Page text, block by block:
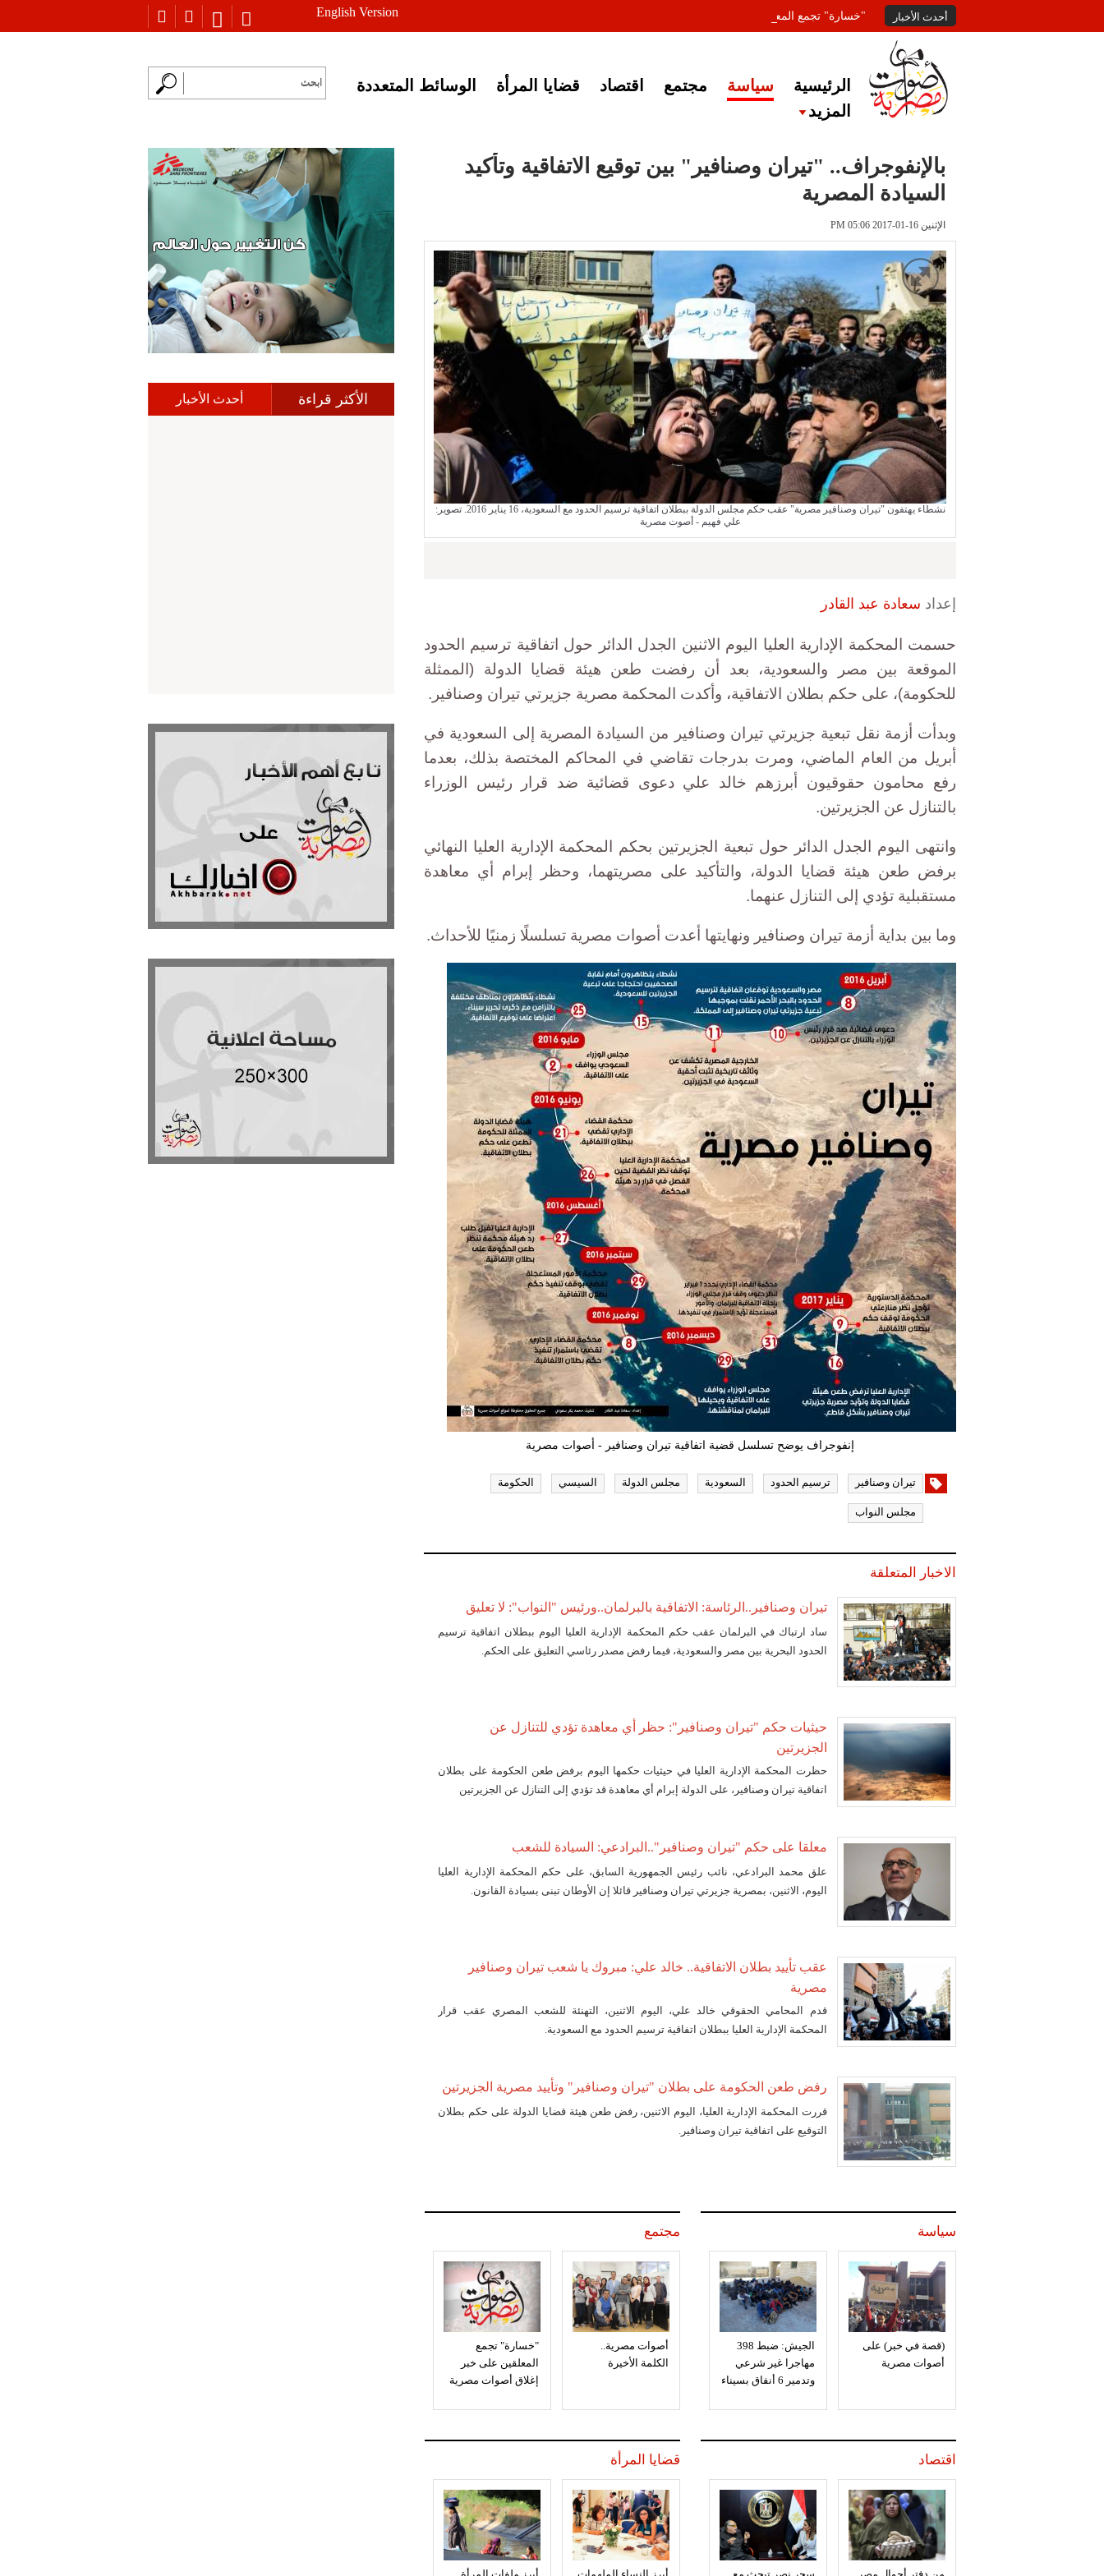
English Version أحدث الأخبار "خسارة" تجمع المعلقين على خبر إغلاق أصوات مصرية
الرئيسية سياسة مجتمع اقتصاد قضايا المرأة
الوسائط المتعددة
المزيد
بالإنفوجراف.. "تيران وصنافير" بين توقيع الاتفاقية وتأكيد
السيادة المصرية
الإثنين 16-01-2017 PM 05:06
نشطاء يهتفون "تيران وصنافير مصرية" عقب حكم مجلس الدولة ببطلان اتفاقية ترسيم الحدود مع السعودية، 16 يناير 2016. تصوير:
علي فهيم - أصوت مصرية
إعداد سعادة عبد القادر
حسمت المحكمة الإدارية العليا اليوم الاثنين الجدل الدائر حول اتفاقية ترسيم الحدود
الموقعة بين مصر والسعودية، بعد أن رفضت طعن هيئة قضايا الدولة (الممثلة
للحكومة)، على حكم بطلان الاتفاقية، وأكدت المحكمة مصرية جزيرتي تيران وصنافير.
وبدأت أزمة نقل تبعية جزيرتي تيران وصنافير من السيادة المصرية إلى السعودية في
أبريل من العام الماضي، ومرت بدرجات تقاضي في المحاكم المختصة بذلك، بعدما
رفع محامون حقوقيون أبرزهم خالد علي دعوى قضائية ضد قرار رئيس الوزراء
بالتنازل عن الجزيرتين.
وانتهى اليوم الجدل الدائر حول تبعية الجزيرتين بحكم المحكمة الإدارية العليا النهائي
برفض طعن هيئة قضايا الدولة، والتأكيد على مصريتهما، وحظر إبرام أي معاهدة
مستقبلية تؤدي إلى التنازل عنهما.
وما بين بداية أزمة تيران وصنافير ونهايتها أعدت أصوات مصرية تسلسلًا زمنيًا للأحداث.
إنفوجراف يوضح تسلسل قضية اتفاقية تيران وصنافير - أصوات مصرية
تيران وصنافير ترسيم الحدود السعودية مجلس الدولة السيسي الحكومة
مجلس النواب
الاخبار المتعلقة
تيران وصنافير..الرئاسة: الاتفاقية بالبرلمان..ورئيس "النواب": لا تعليق
ساد ارتباك في البرلمان عقب حكم المحكمة الإدارية العليا اليوم ببطلان اتفاقية ترسيم
الحدود البحرية بين مصر والسعودية، فيما رفض مصدر رئاسي التعليق على الحكم.
حيثيات حكم "تيران وصنافير": حظر أي معاهدة تؤدي للتنازل عن
الجزيرتين
حظرت المحكمة الإدارية العليا في حيثيات حكمها اليوم برفض طعن الحكومة على بطلان
اتفاقية تيران وصنافير، على الدولة إبرام أي معاهدة قد تؤدي إلى التنازل عن الجزيرتين
معلقا على حكم "تيران وصنافير"..البرادعي: السيادة للشعب
علق محمد البرادعي، نائب رئيس الجمهورية السابق، على حكم المحكمة الإدارية العليا
اليوم، الاثنين، بمصرية جزيرتي تيران وصنافير قائلا إن الأوطان تبنى بسيادة القانون.
عقب تأييد بطلان الاتفاقية.. خالد علي: مبروك يا شعب تيران وصنافير
مصرية
قدم المحامي الحقوقي خالد علي، اليوم الاثنين، التهنئة للشعب المصري عقب قرار
المحكمة الإدارية العليا ببطلان اتفاقية ترسيم الحدود مع السعودية.
رفض طعن الحكومة على بطلان "تيران وصنافير" وتأييد مصرية الجزيرتين
قررت المحكمة الإدارية العليا، اليوم الاثنين، رفض طعن هيئة قضايا الدولة على حكم بطلان
التوقيع على اتفاقية تيران وصنافير.
سياسة
(قصة في خبر) على
أصوات مصرية
الجيش: ضبط 398
مهاجرا غير شرعي
وتدمير 6 أنفاق بسيناء
مجتمع
أصوات مصرية..
الكلمة الأخيرة
"خسارة" تجمع
المعلقين على خبر
إغلاق أصوات مصرية
اقتصاد قضايا المرأة
الأكثر قراءة أحدث الأخبار